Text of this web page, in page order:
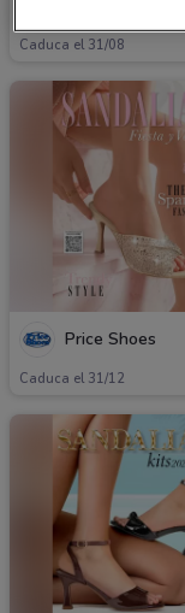
Caduca el 31/08
Price Shoes
Caduca el 31/12